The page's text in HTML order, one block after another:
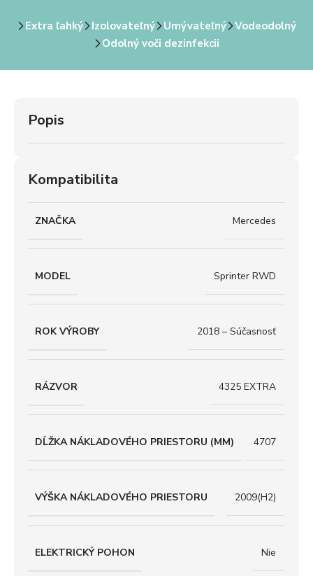
Extra ľahký Izolovateľný Umývateľný
Vodeodolný
Odolný voči dezinfekcii
Popis
Kompatibilita
ZNAČKA Mercedes
MODEL Sprinter RWD
ROK VÝROBY 2018 – Súčasnosť
RÁZVOR 4325 EXTRA
DĹŽKA NÁKLADOVÉHO PRIESTORU (MM) 4707
VÝŠKA NÁKLADOVÉHO PRIESTORU 2009(H2)
ELEKTRICKÝ POHON Nie